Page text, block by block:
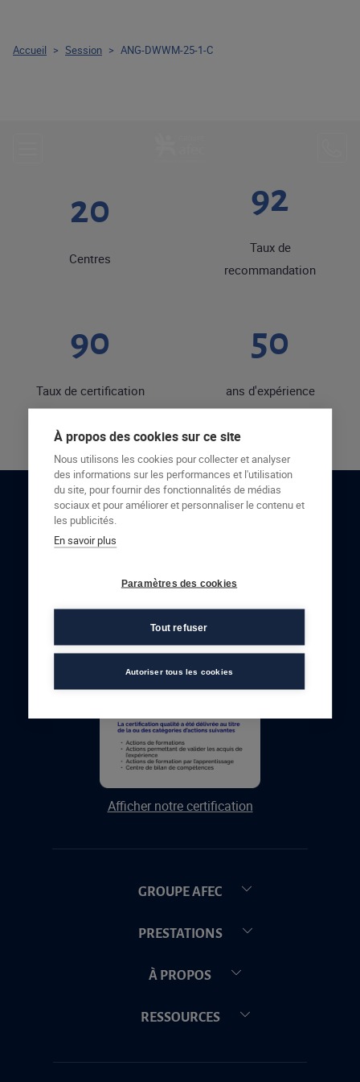
20
Centres
92
Taux de
recommandation
90
Taux de certification
50
ans d'expérience
RESTONS EN CONTACT
Afficher notre certification
GROUPE AFEC
PRESTATIONS
À PROPOS
RESSOURCES
Accueil > Session > ANG-DWWM-25-1-C
À propos des cookies sur ce site
Nous utilisons les cookies pour collecter et analyser
des informations sur les performances et l'utilisation
du site, pour fournir des fonctionnalités de médias
sociaux et pour améliorer et personnaliser le contenu et
les publicités.
En savoir plus
Paramètres des cookies
Tout refuser
Autoriser tous les cookies